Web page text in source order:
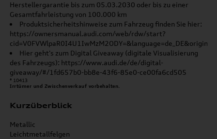
Herstellergarantie bis zum 05.03.2030 oder bis zu einer
Gesamtfahrleistung von 100.000 km
Produktsicherheitshinweise zum Fahrzeug finden Sie hier:
https://ownersmanual.audi.com/web/rdw/start?
Hier geht's zum Digital Giveaway (digitale Visualisierung
des Fahrzeugs): https://www.audi.de/de/digital-
giveaway/#/1fd657b0-bb8e-43f6-85e0-ce00fa6cd505
* 10413
Irrtümer und Zwischenverkauf vorbehalten.
Kurzüberblick
Metallic
Leichtmetallfelgen